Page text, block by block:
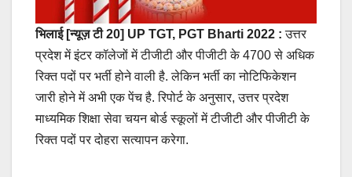
भिलाई [न्यूज़ टी 20] UP TGT, PGT Bharti 2022 : उत्तर
प्रदेश में इंटर कॉलेजों में टीजीटी और पीजीटी के 4700 से अधिक
रिक्त पदों पर भर्ती होने वाली है. लेकिन भर्ती का नोटिफिकेशन
जारी होने में अभी एक पेंच है. रिपोर्ट के अनुसार, उत्तर प्रदेश
माध्यमिक शिक्षा सेवा चयन बोर्ड स्कूलों में टीजीटी और पीजीटी के
रिक्त पदों पर दोहरा सत्यापन करेगा.